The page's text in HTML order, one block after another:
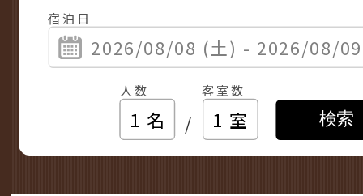
宿泊日
人数
/
客室数
検索